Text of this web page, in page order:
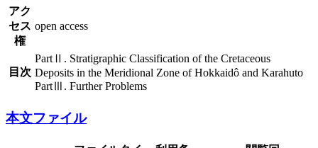
アク
セス
権
open access
目次
PartⅡ. Stratigraphic Classification of the Cretaceous
Deposits in the Meridional Zone of Hokkaidô and Karahuto
PartⅢ. Further Problems
本文ファイル